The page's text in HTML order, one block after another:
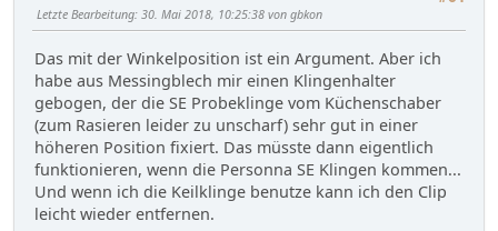
Letzte Bearbeitung: 30. Mai 2018, 10:25:38 von gbkon
Das mit der Winkelposition ist ein Argument. Aber ich
habe aus Messingblech mir einen Klingenhalter
gebogen, der die SE Probeklinge vom Küchenschaber
(zum Rasieren leider zu unscharf) sehr gut in einer
höheren Position fixiert. Das müsste dann eigentlich
funktionieren, wenn die Personna SE Klingen kommen...
Und wenn ich die Keilklinge benutze kann ich den Clip
leicht wieder entfernen.